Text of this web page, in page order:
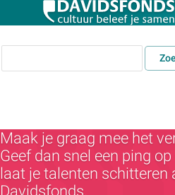
Maak je graag mee het
Geef dan snel een ping
laat je talenten schitteren
Davidsfonds.
Zoeken